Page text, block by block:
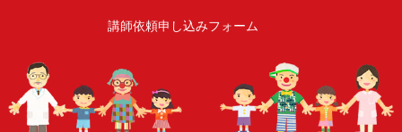
講師依頼申し込みフォーム